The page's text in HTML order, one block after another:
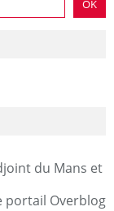
du Mans et
portail Overblog